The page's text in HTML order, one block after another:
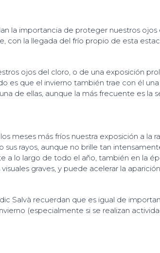
la importancia de proteger nuestros ojos
con la llegada del frío propio de esta
ojos del cloro, o de una exposición
es que el invierno también trae con él
de ellas, aunque la más frecuente es la
meses más fríos nuestra exposición a la
rayos, aunque no brille tan
a lo largo de todo el año, también en la
graves, y puede acelerar la
Salvà recuerdan que es igual de
(especialmente si se realizan